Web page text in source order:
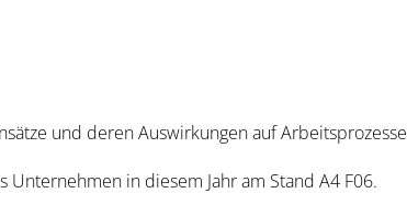
und deren Auswirkungen auf
in diesem Jahr am Stand A4 F06.